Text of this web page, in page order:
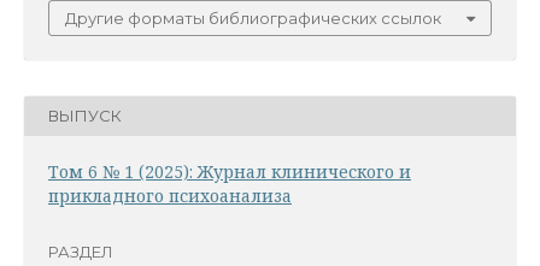
Другие форматы библиографических ссылок
ВЫПУСК
Том 6 № 1 (2025): Журнал клинического и
прикладного психоанализа
РАЗДЕЛ